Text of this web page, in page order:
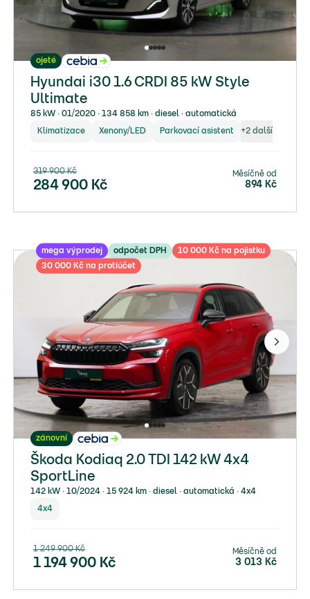
ojeté
Hyundai i30 1.6 CRDI 85 kW Style
Ultimate
85 kW ∙ 01/2020 ∙ 134 858 km ∙ diesel ∙ automatická
Klimatizace Xenony/LED Parkovací asistent +2 další
319 900Kč
284 900 Kč
Měsíčně od
894 Kč
mega výprodej odpočet DPH
10 000 Kč na pojistku
30 000 Kč na protiúčet
zánovní
Škoda Kodiaq 2.0 TDI 142 kW 4x4
SportLine
142 kW ∙ 10/2024 ∙ 15 924 km ∙ diesel ∙ automatická ∙ 4x4
4x4
1 249 900Kč
1 194 900 Kč
Měsíčně od
3 013 Kč